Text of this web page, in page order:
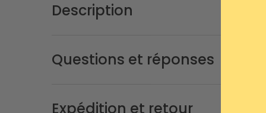
Description
Questions et réponses
Expédition et retour